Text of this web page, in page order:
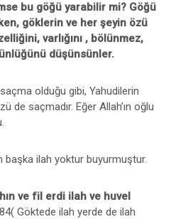
bu göğü yarabilir mi? Göğü
göklerin ve her şeyin özü
varlığını , bölünmez,
düşünsünler.
olduğu gibi, Yahudilerin
de saçmadır. Eğer Allah’ın oğlu
başka ilah yoktur buyurmuştur.
ve fil erdi ilah ve huvel
Göktede ilah yerde de ilah